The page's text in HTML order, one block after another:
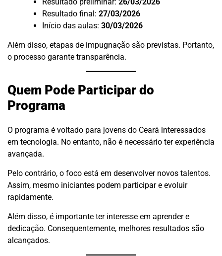
Resultado final: 27/03/2026
Início das aulas: 30/03/2026
Além disso, etapas de impugnação são previstas. Portanto,
o processo garante transparência.
Quem Pode Participar do
Programa
O programa é voltado para jovens do Ceará interessados
em tecnologia. No entanto, não é necessário ter experiência
avançada.
Pelo contrário, o foco está em desenvolver novos talentos.
Assim, mesmo iniciantes podem participar e evoluir
rapidamente.
Além disso, é importante ter interesse em aprender e
dedicação. Consequentemente, melhores resultados são
alcançados.